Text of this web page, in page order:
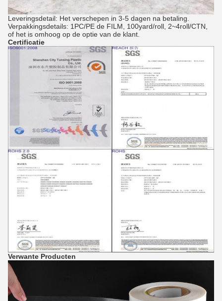
Leveringsdetail: Het verschepen in 3-5 dagen na betaling.
Verpakkingsdetails: 1PC/PE de FILM, 100yard/roll, 2~4roll/CTN,
of het is omhoog op de optie van de klant.
Certificatie
Verwante Producten